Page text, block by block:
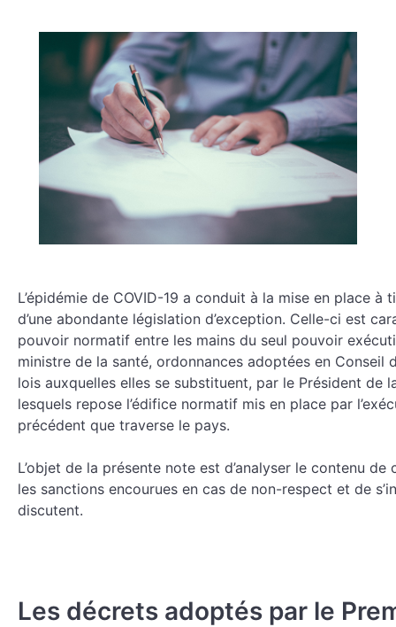
L’épidémie de COVID-19 a conduit à la mise en place
d’une abondante législation d’exception. Celle-ci est
pouvoir normatif entre les mains du seul pouvoir
ministre de la santé, ordonnances adoptées en Conseil
lois auxquelles elles se substituent, par le Président de
lesquels repose l’édifice normatif mis en place par
précédent que traverse le pays.
L’objet de la présente note est d’analyser le contenu
les sanctions encourues en cas de non-respect et de
discutent.
Les décrets adoptés par le